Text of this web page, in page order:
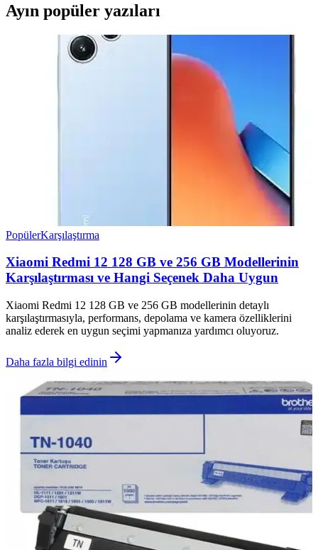
Ayın popüler yazıları
PopülerKarşılaştırma
Xiaomi Redmi 12 128 GB ve 256 GB Modellerinin
Karşılaştırması ve Hangi Seçenek Daha Uygun
Xiaomi Redmi 12 128 GB ve 256 GB modellerinin detaylı
karşılaştırmasıyla, performans, depolama ve kamera özelliklerini
analiz ederek en uygun seçimi yapmanıza yardımcı oluyoruz.
Daha fazla bilgi edinin